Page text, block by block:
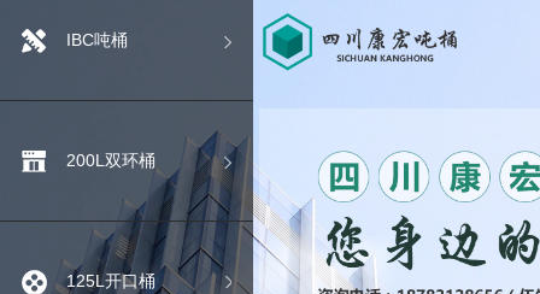
IBC吨桶
200L双环桶
125L开口桶